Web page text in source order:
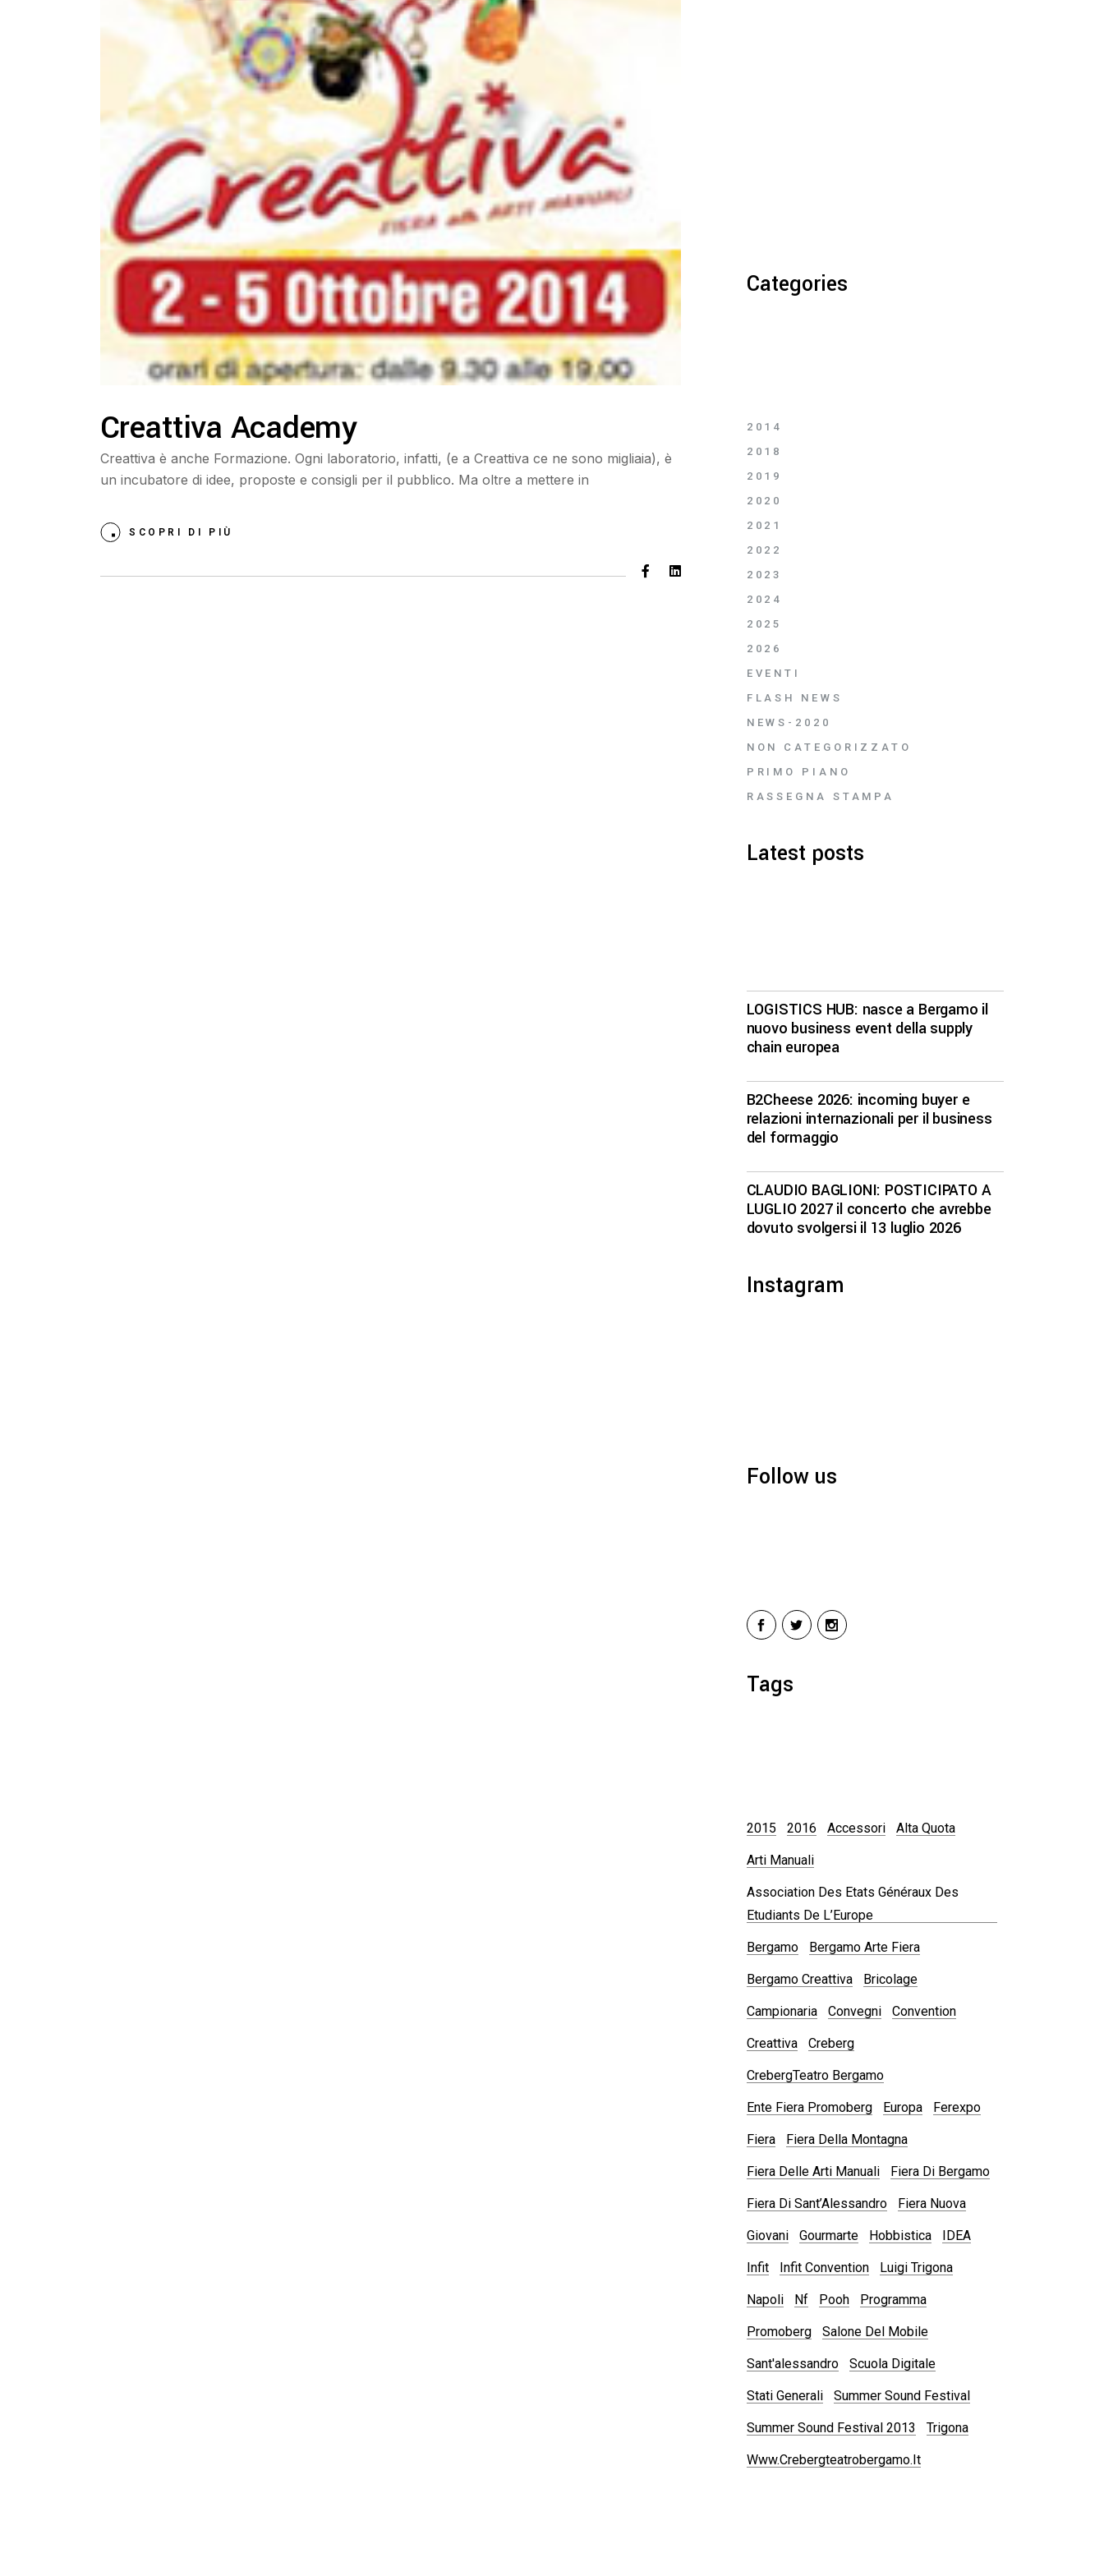
Creattiva Academy
Creattiva è anche Formazione. Ogni laboratorio, infatti, (e a Creattiva ce ne sono migliaia), è
un incubatore di idee, proposte e consigli per il pubblico. Ma oltre a mettere in
SCOPRI DI PIÙ
Categories
2014
2018
2019
2020
2021
2022
2023
2024
2025
2026
EVENTI
FLASH NEWS
NEWS-2020
NON CATEGORIZZATO
PRIMO PIANO
RASSEGNA STAMPA
Latest posts
LOGISTICS HUB: nasce a Bergamo il
nuovo business event della supply
chain europea
B2Cheese 2026: incoming buyer e
relazioni internazionali per il business
del formaggio
CLAUDIO BAGLIONI: POSTICIPATO A
LUGLIO 2027 il concerto che avrebbe
dovuto svolgersi il 13 luglio 2026
Instagram
Follow us
Tags
2015 2016 Accessori Alta Quota
Arti Manuali
Association Des Etats Généraux Des
Etudiants De L’Europe
Bergamo Bergamo Arte Fiera
Bergamo Creattiva Bricolage
Campionaria Convegni Convention
Creattiva Creberg
CrebergTeatro Bergamo
Ente Fiera Promoberg Europa Ferexpo
Fiera Fiera Della Montagna
Fiera Delle Arti Manuali Fiera Di Bergamo
Fiera Di Sant’Alessandro Fiera Nuova
Giovani Gourmarte Hobbistica IDEA
Infit Infit Convention Luigi Trigona
Napoli Nf Pooh Programma
Promoberg Salone Del Mobile
Sant'alessandro Scuola Digitale
Stati Generali Summer Sound Festival
Summer Sound Festival 2013 Trigona
Www.crebergteatrobergamo.it